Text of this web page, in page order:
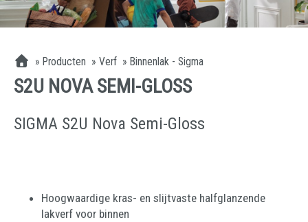
» Producten »Verf » Binnenlak - Sigma
S2U NOVA SEMI-GLOSS
SIGMA S2U Nova Semi-Gloss
Hoogwaardige kras- en slijtvaste halfglanzende
lakverf voor binnen